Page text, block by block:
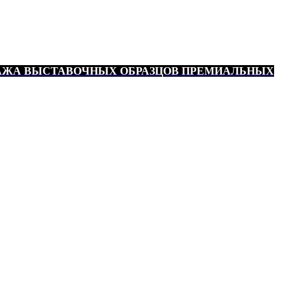
ВЫСТАВОЧНЫХ ОБРАЗЦОВ ПРЕМИАЛЬНЫХ